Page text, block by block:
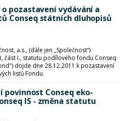
o pozastavení vydávání a
Conseq státních dluhopisů
a.s., (dále jen „Společnost“)
část I., statutu podílového fondu Conseq
dojde dne 28.12.2011 k pozastavení
listů Fondu.
povinnost Conseq eko-
IS - změna statutu